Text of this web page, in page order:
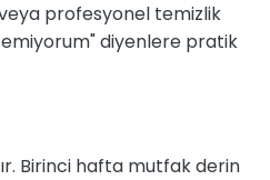
profesyonel temizlik
diyenlere pratik
Birinci hafta mutfak derin